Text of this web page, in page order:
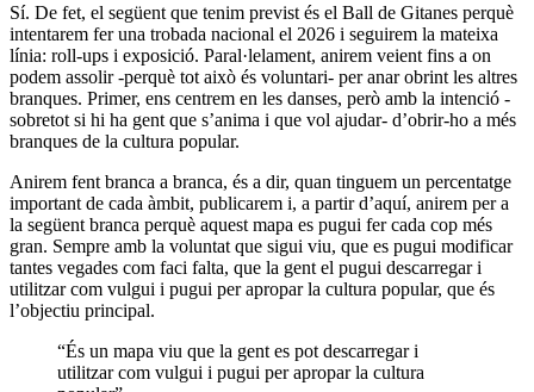
Sí. De fet, el següent que tenim previst és el Ball de Gitanes perquè
intentarem fer una trobada nacional el 2026 i seguirem la mateixa
línia: roll-ups i exposició. Paral·lelament, anirem veient fins a on
podem assolir -perquè tot això és voluntari- per anar obrint les altres
branques. Primer, ens centrem en les danses, però amb la intenció -
sobretot si hi ha gent que s’anima i que vol ajudar- d’obrir-ho a més
branques de la cultura popular.
Anirem fent branca a branca, és a dir, quan tinguem un percentatge
important de cada àmbit, publicarem i, a partir d’aquí, anirem per a
la següent branca perquè aquest mapa es pugui fer cada cop més
gran. Sempre amb la voluntat que sigui viu, que es pugui modificar
tantes vegades com faci falta, que la gent el pugui descarregar i
utilitzar com vulgui i pugui per apropar la cultura popular, que és
l’objectiu principal.
“És un mapa viu que la gent es pot descarregar i
utilitzar com vulgui i pugui per apropar la cultura